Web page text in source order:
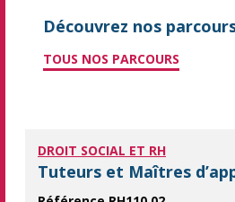
Découvrez nos
TOUS NOS PARCOURS
DROIT SOCIAL ET RH
Tuteurs et Maîtres